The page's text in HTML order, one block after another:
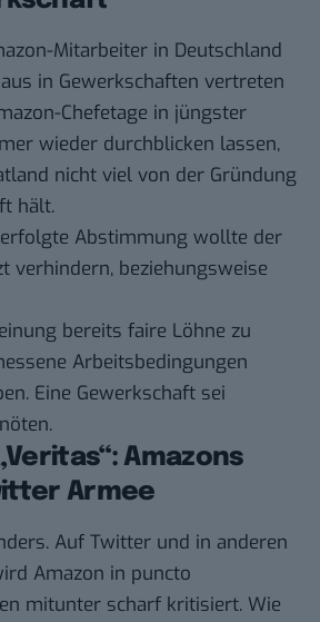
Mitarbeiter in Deutschland
in Gewerkschaften vertreten
Chefetage in jüngster
wieder durchblicken lassen,
nicht viel von der Gründung
hält.
Abstimmung wollte der
verhindern, beziehungsweise
bereits faire Löhne zu
Arbeitsbedingungen
Eine Gewerkschaft sei
Amazons
Armee
Auf Twitter und in anderen
Amazon in puncto
mitunter scharf kritisiert. Wie